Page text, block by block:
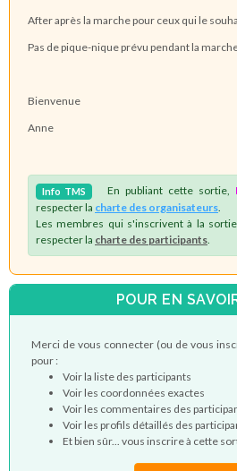
After après la marche pour ceux qui le
Pas de pique-nique prévu pendant la
Bienvenue
Anne
Info TMS En publiant cette sortie,
respecter la charte des organisateurs
Les membres qui s'inscrivent à la
respecter la charte des participants
POUR EN
Merci de vous connecter (ou de vous
pour :
Voir la liste des participants
Voir les coordonnées exactes
Voir les commentaires des
Voir les profils détaillés des
Et bien sûr... vous inscrire à cette